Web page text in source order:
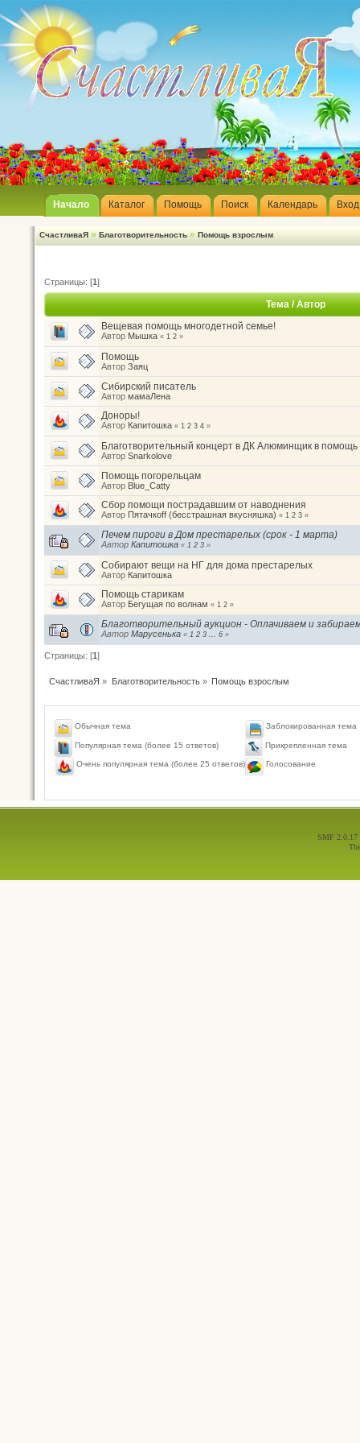
Начало Каталог Помощь Поиск Календарь Вход
СчастливаЯ » Благотворительность » Помощь взрослым
Страницы: [1]
Тема/Автор
Вещевая помощь многодетной семье!
Автор Мышка « 1 2 »
Помощь
Автор Заяц
Сибирский писатель
Автор мамаЛена
Доноры!
Автор Капитошка « 1 2 3 4 »
Благотворительный концерт в ДК Алюминщик в помощь
Автор Snarkolove
Помощь погорельцам
Автор Blue_Catty
Сбор помощи пострадавшим от наводнения
Автор Пятачкоff (бесстрашная вкусняшка) « 1 2 3 »
Печем пироги в Дом престарелых (срок - 1 марта)
Автор Капитошка « 1 2 3 »
Собирают вещи на НГ для дома престарелых
Автор Капитошка
Помощь старикам
Автор Бегущая по волнам « 1 2 »
Благотворительный аукцион - Оплачиваем и
Автор Марусенька « 1 2 3 ... 6 »
Страницы: [1]
СчастливаЯ » Благотворительность» Помощь взрослым
Обычная тема
Популярная тема (более 15 ответов)
Очень популярная тема (более 25 ответов)
Заблокированная тема
Прикрепленная тема
Голосование
SMF 2.0.17